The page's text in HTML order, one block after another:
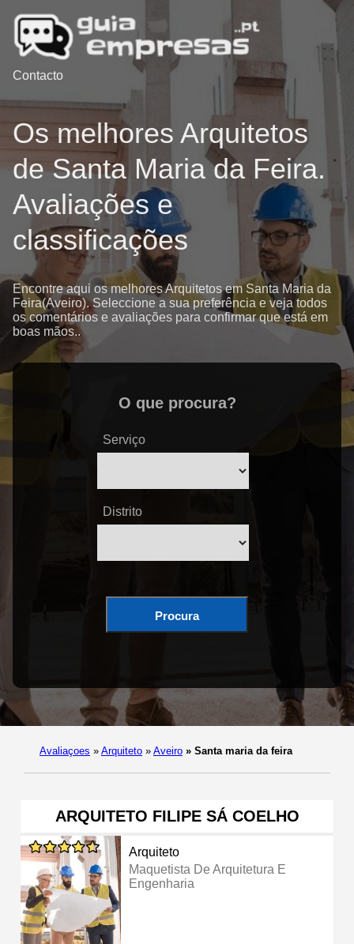
Contacto
Os melhores Arquitetos
de Santa Maria da Feira.
Avaliações e
classificações
Encontre aqui os melhores Arquitetos em Santa Maria da
Feira(Aveiro). Seleccione a sua preferência e veja todos
os comentários e avaliações para confirmar que está em
boas mãos..
O que procura?
Serviço
Distrito
Procura
Avaliaçoes » Arquiteto » Aveiro » Santa maria da feira
ARQUITETO FILIPE SÁ COELHO
Arquiteto
Maquetista De Arquitetura E
Engenharia